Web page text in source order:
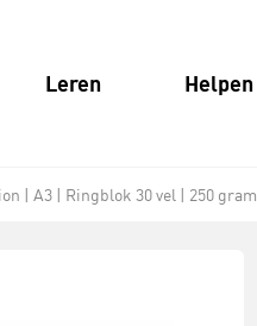
Leren Helpen
| A3 | Ringblok 30 vel | 250 gram